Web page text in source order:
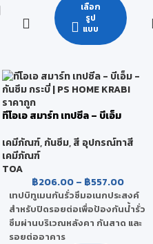
ใช้งานง่าย ใช้ทาด้วยแปรง ลูกกลิ้ง
หรือเครื่องพ่น
กันรั่วซึมได้ 100%
เนื้อฟิลม์ยืดหยุ่น ดัดงอได้ ผสาน
รอยแตกร้าวได้ยอดเยี่ยม
ได้โดยไม่ต้องรองพื้น
ใช้กับน้ำดื่มได้ ไม่มีสารที่เป็นพิษ
ตามมาตรฐานการประปา
สามารถทาทับกระเบื้องเก่าได้ โดย
ใช้ได้ทั้งภายใน และภายนอก
เลือก
รูป
แบบ
ทีโอเอ สมาร์ท เทปซีล – บีเอ็ม
เคมีภัณฑ์,กันซึม,สี อุปกรณ์ทาสี
เคมีภัณฑ์
TOA
฿206.00 – ฿557.00
เทปบิทูเมนกันรั่วซึมอเนกประสงค์
สำหรับปิดรอยต่อเพื่อป้องกันน้ำรั่ว
ซึมผ่านบริเวณหลังคา กันสาด และ
รอยต่ออาคาร